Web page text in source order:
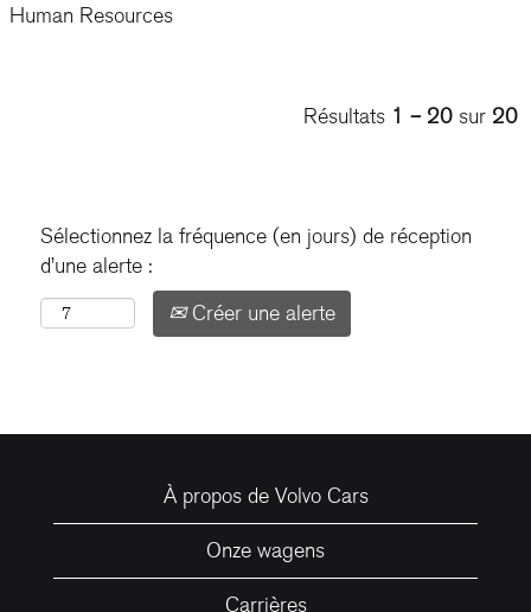
Human Resources
Résultats 1 – 20 sur 20
Sélectionnez la fréquence (en jours) de réception
d’une alerte :
Créer une alerte
À propos de Volvo Cars
Onze wagens
Carrières